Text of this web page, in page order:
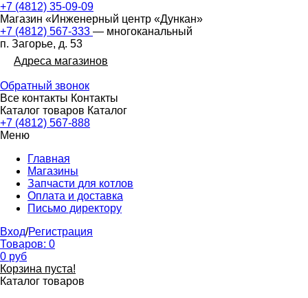
+7 (4812) 35-09-09
Магазин «Инженерный центр «Дункан»
+7 (4812) 567-333 — многоканальный
п. Загорье, д. 53
Адреса магазинов
Обратный звонок
Все контакты Контакты
Каталог товаров Каталог
+7 (4812) 567-888
Меню
Главная
Магазины
Запчасти для котлов
Оплата и доставка
Письмо директору
Вход/Регистрация
Товаров: 0
0 руб
Корзина пуста!
Каталог товаров